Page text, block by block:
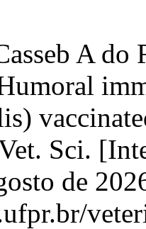
A
Sci.
de